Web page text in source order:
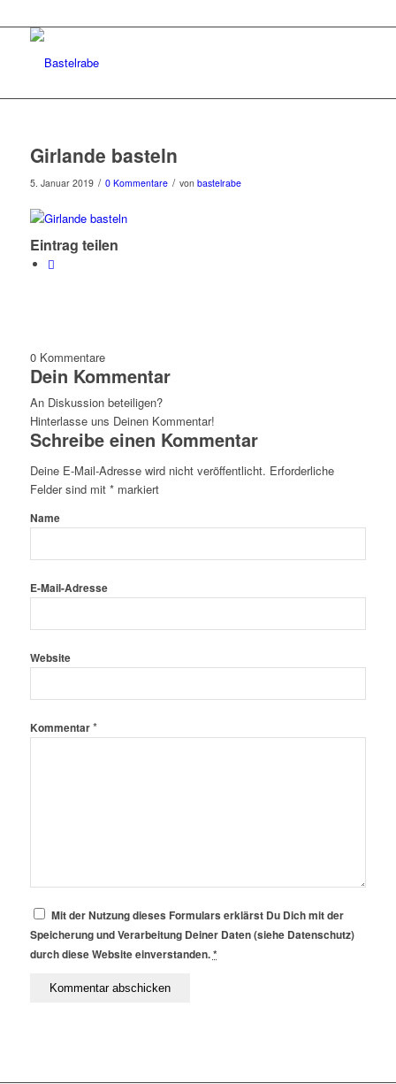
Girlande basteln
5. Januar 2019 / 0 Kommentare / von bastelrabe
Eintrag teilen
0 Kommentare
Dein Kommentar
An Diskussion beteiligen?
Hinterlasse uns Deinen Kommentar!
Schreibe einen Kommentar
Deine E-Mail-Adresse wird nicht veröffentlicht. Erforderliche
Felder sind mit *markiert
Name
E-Mail-Adresse
Website
Kommentar*
Mit der Nutzung dieses Formulars erklärst Du Dich mit der
Speicherung und Verarbeitung Deiner Daten (siehe Datenschutz)
durch diese Website einverstanden.*